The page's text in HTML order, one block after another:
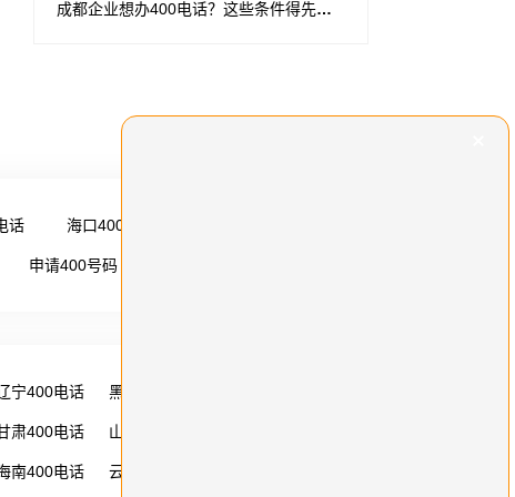
成都企业想办400电话？这些条件得先搞清楚！
话 海口400电话
申请400号码
宁400电话 黑龙江400电话
肃400电话 山西400电话
南400电话 云南400电话